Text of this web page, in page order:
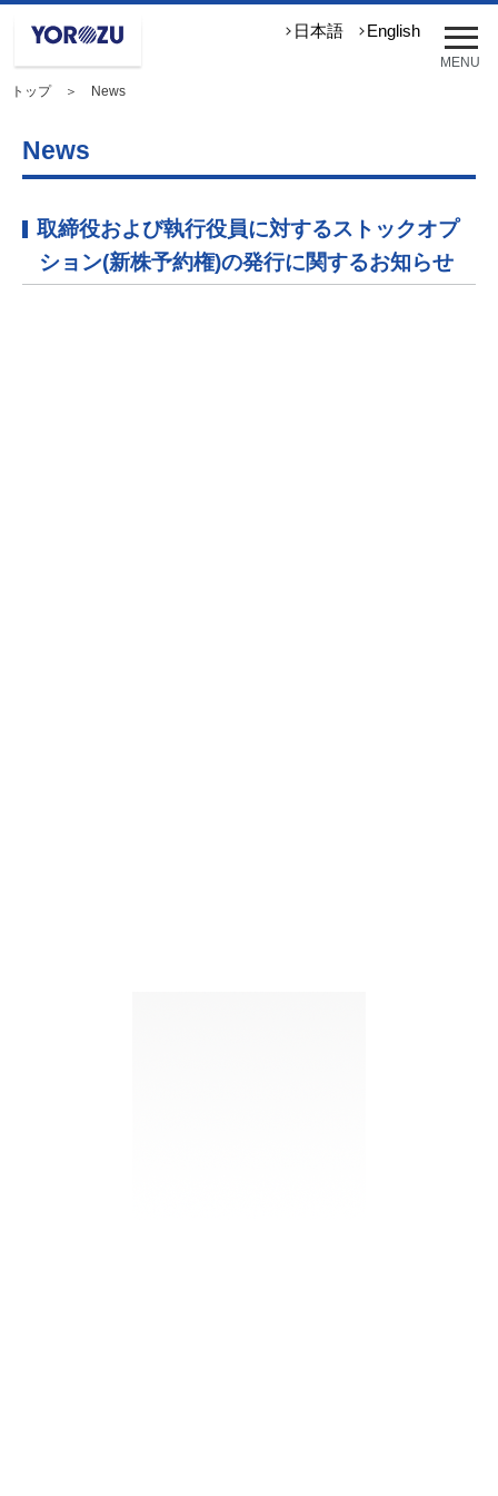
メ
ニ
ュ
MENU
日本語 English
トップ＞ News
News
取締役および執行役員に対するストックオプ
ション(新株予約権)の発行に関するお知らせ